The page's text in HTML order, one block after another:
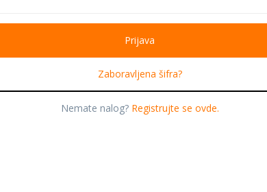
Zaboravljena šifra?
Nemate nalog? Registrujte se ovde.